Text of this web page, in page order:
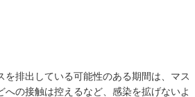
排出している可能性のある期間は、マス
の接触は控えるなど、感染を拡げないよ